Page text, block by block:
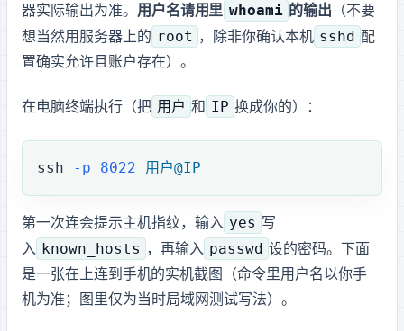
器实际输出为准。 用户名请用 Termux 里 whoami 的输出 （不要
想当然用 Linux 服务器上的 root ，除非你确认本机 sshd 配
置确实允许且账户存在）。
在电脑终端执行（把 用户 和 IP 换成你的）：
ssh -p 8022 用户@IP
第一次连会提示主机指纹，输入 yes 写
入 known_hosts ，再输入 passwd 设的密码。下面
是一张在 PC 上连到手机 Termux 的实机截图（命令里用户名以你手
机为准；图里仅为当时局域网测试写法）。